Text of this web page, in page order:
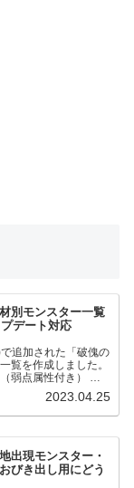
別モンスター一覧
デート対応
追加された「破傀の
覧を作成しました。
弱点属性付き） 全
素材と弱点属性をま
2023.04.25
出現モンスター・
びき出し用にどう